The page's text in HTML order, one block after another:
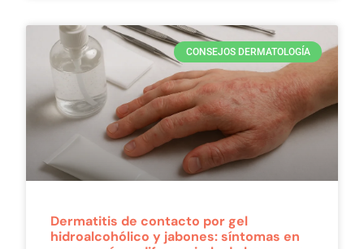
CONSEJOS DERMATOLOGÍA
Dermatitis de contacto por gel
hidroalcohólico y jabones: síntomas en